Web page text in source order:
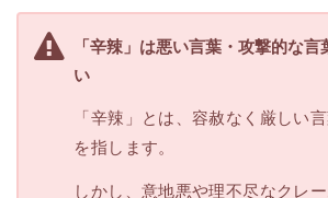
「辛辣」は悪い言葉・攻撃的な
い
「辛辣」とは、容赦なく厳しい
を指します。
しかし、意地悪や理不尽なクレ